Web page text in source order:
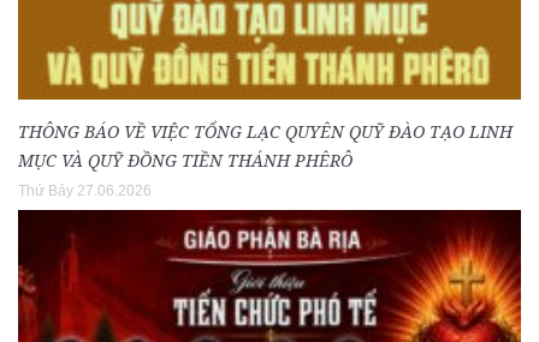
THÔNG BÁO VỀ VIỆC TỔNG LẠC QUYÊN QUỸ ĐÀO TẠO LINH
MỤC VÀ QUỸ ĐỒNG TIỀN THÁNH PHÊRÔ
Thứ Bảy 27.06.2026